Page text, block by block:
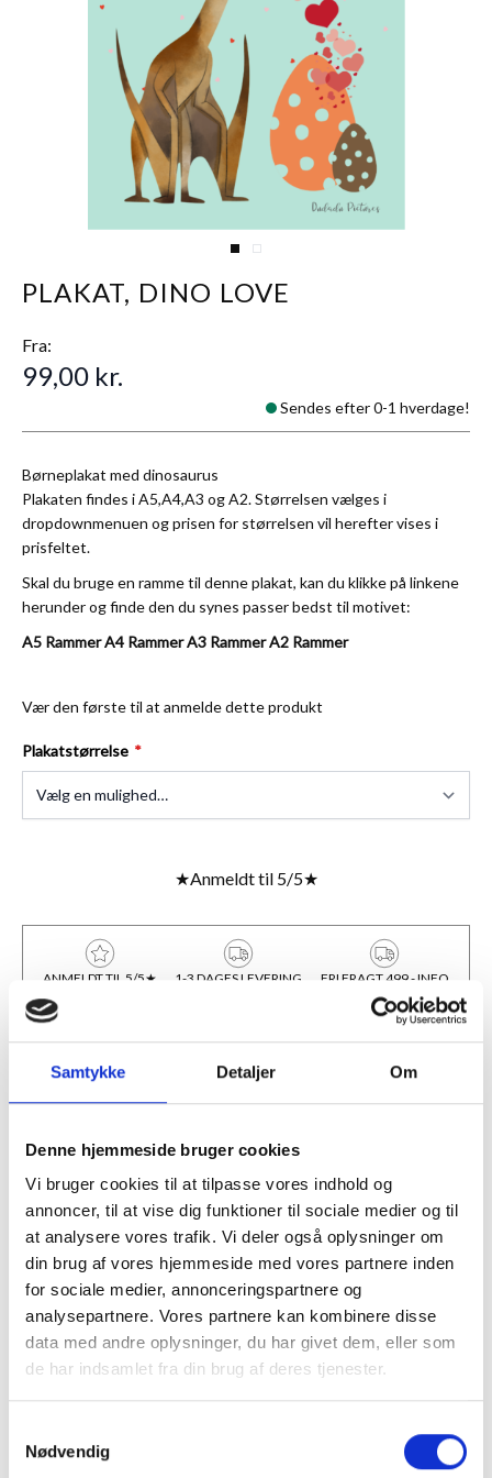
Samtykke Detaljer Om
Denne hjemmeside bruger cookies
Vi bruger cookies til at tilpasse vores indhold og
annoncer, til at vise dig funktioner til sociale medier og til
at analysere vores trafik. Vi deler også oplysninger om
din brug af vores hjemmeside med vores partnere inden
for sociale medier, annonceringspartnere og
analysepartnere. Vores partnere kan kombinere disse
data med andre oplysninger, du har givet dem, eller som
de har indsamlet fra din brug af deres tjenester.
Nødvendig
View larger image
View larger image
PLAKAT, DINO LOVE
Børneplakat med dinosaurus
Plakaten findes i A5,A4,A3 og A2. Størrelsen vælges i
dropdownmenuen og prisen for størrelsen vil herefter vises i
prisfeltet.
Skal du bruge en ramme til denne plakat, kan du klikke på linkene
herunder og finde den du synes passer bedst til motivet:
A5 RammerA4 RammerA3 RammerA2 Rammer
Vær den første til at anmelde dette produkt
Fra:
99,00 kr.
Sendes efter 0-1 hverdage!
Plakatstørrelse
★Anmeldt til 5/5★
ANMELDT TIL 5/5★ 1-3 DAGES LEVERING FRI FRAGT 499,- INFO
Den flyvende dinosaur venter på at æggene klækker
Indret børneværelset med plakater med fabeldyr. Kun fantasien
sætter grænser for hvad sådan et kan, hvor det kommer fra og
hvor det bor. Farverne er glade men passer godt ind i nordisk
boligsstil og udstråler samtidig masser af glæde og kærlighed.
Plakaten findes i A5,A4,A3 og A2. Størrelsen vælges i
dropdownmenuen og prisen for størrelsen vil herefter vises i
prisfeltet.
Skal du bruge en ramme til denne plakat, kan du klikke på linkene
herunder og finde den du synes passer bedst til motivet:
A5 Rammer
A4 Rammer A3 Rammer A2 Rammer